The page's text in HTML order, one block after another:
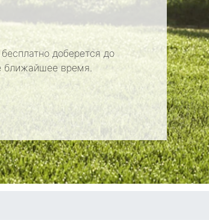
доберется до
ближайшее время.